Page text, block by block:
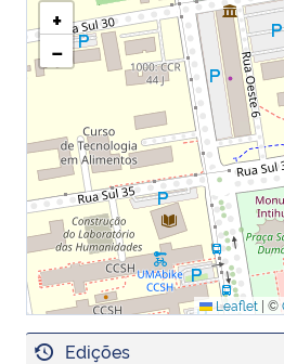
+
−
Leaflet | ©
Edições